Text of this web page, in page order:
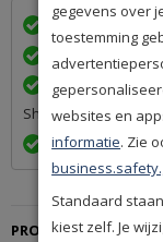
Wij bezorgen in
Achteraf
Een
Shops
Exact volgens
gegevens over
toestemming
websites en
informatie. Zie
Standaard
kiest zelf. Je